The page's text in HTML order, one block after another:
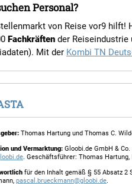
Personal?
von Reise vor9 hilft!
Fachkräften der
Mit der Kombi TN
Thomas Hartung und Thomas C.
und Vermarktung: Gloobi.de GmbH &
. Geschäftsführer: Thomas
für den Inhalt gemäß § 55 Absatz 2
pascal.brueckmann@gloobi.de.